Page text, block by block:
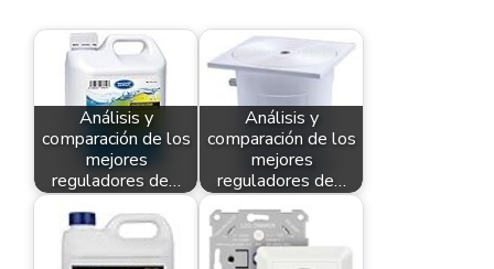
Análisis y
comparación de los
mejores
reguladores de…
Análisis y
comparación de los
mejores
reguladores de…